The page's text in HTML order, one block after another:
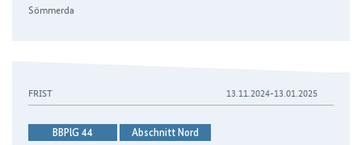
Sömmerda
FRIST 13.11.2024-13.01.2025
BBPlG 44
Abschnitt Nord